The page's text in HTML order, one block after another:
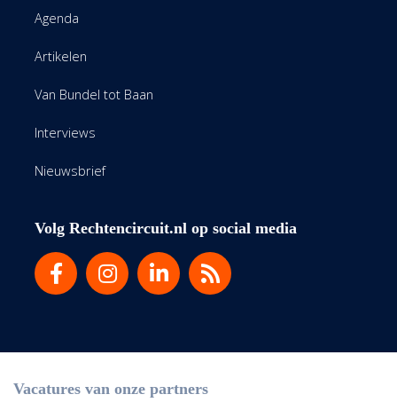
Agenda
Artikelen
Van Bundel tot Baan
Interviews
Nieuwsbrief
Volg Rechtencircuit.nl op social media
Vacatures van onze partners